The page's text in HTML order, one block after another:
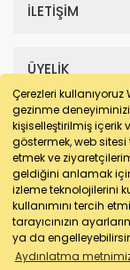
Çerezleri
gezinme
kişiselleştirilmiş içerik
göstermek, web
etmek ve
geldiğini anlamak
izleme teknolojilerini
kullanımını tercih
tarayıcınızın
ya da
Aydınlatma metnimiz
İLETİŞİM
ÜYELİK
SAYFALAR
HESABIM
© e-makarna.com